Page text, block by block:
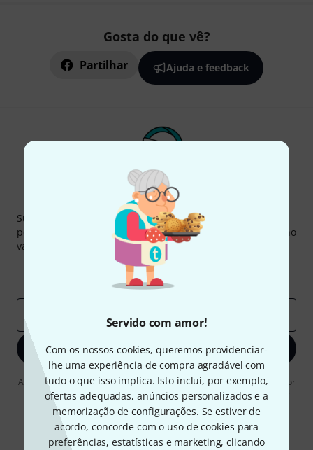
Servido com amor!
Com os nossos cookies, queremos providenciar-
lhe uma experiência de compra agradável com
tudo o que isso implica. Isto inclui, por exemplo,
ofertas adequadas, anúncios personalizados e a
memorização de configurações. Se estiver de
acordo, concorde com o uso de cookies para
preferências, estatísticas e marketing, clicando
Gosta do que vê?
Partilhar Ajuda e feedback
Newsletter Thomann
Subscreva a Newsletter da Thomann em inglês e com um
pouco de sorte você poderá ganhar um dos
no
valor de
Contribuições inspiradoras
Insights da Thomann
Inscreva-se agora
Ao clicar em "Inscreva-se agora", concordo em receber publicidade por
e-mail. Posso cancelar a assinatura a qualquer momento. Você pode
encontrar mais informações sobre a newsletter na nossa
proteção de dados.
* Requeridos